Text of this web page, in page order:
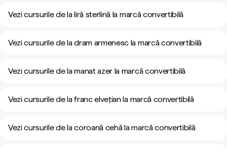
Vezi cursurile de la liră sterlină la marcă convertibilă
Vezi cursurile de la dram armenesc la marcă convertibilă
Vezi cursurile de la manat azer la marcă convertibilă
Vezi cursurile de la franc elvețian la marcă convertibilă
Vezi cursurile de la coroană cehă la marcă convertibilă